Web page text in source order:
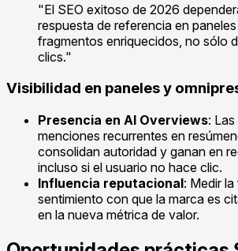
"El SEO exitoso de 2026
respuesta de referencia en
fragmentos enriquecidos, no sólo
clics."
Visibilidad en paneles y
Presencia en AI Overviews:
menciones recurrentes en
consolidan autoridad y ganan en
incluso si el usuario no hace clic.
Influencia reputacional: Medir
sentimiento con que la marca es
en la nueva métrica de valor.